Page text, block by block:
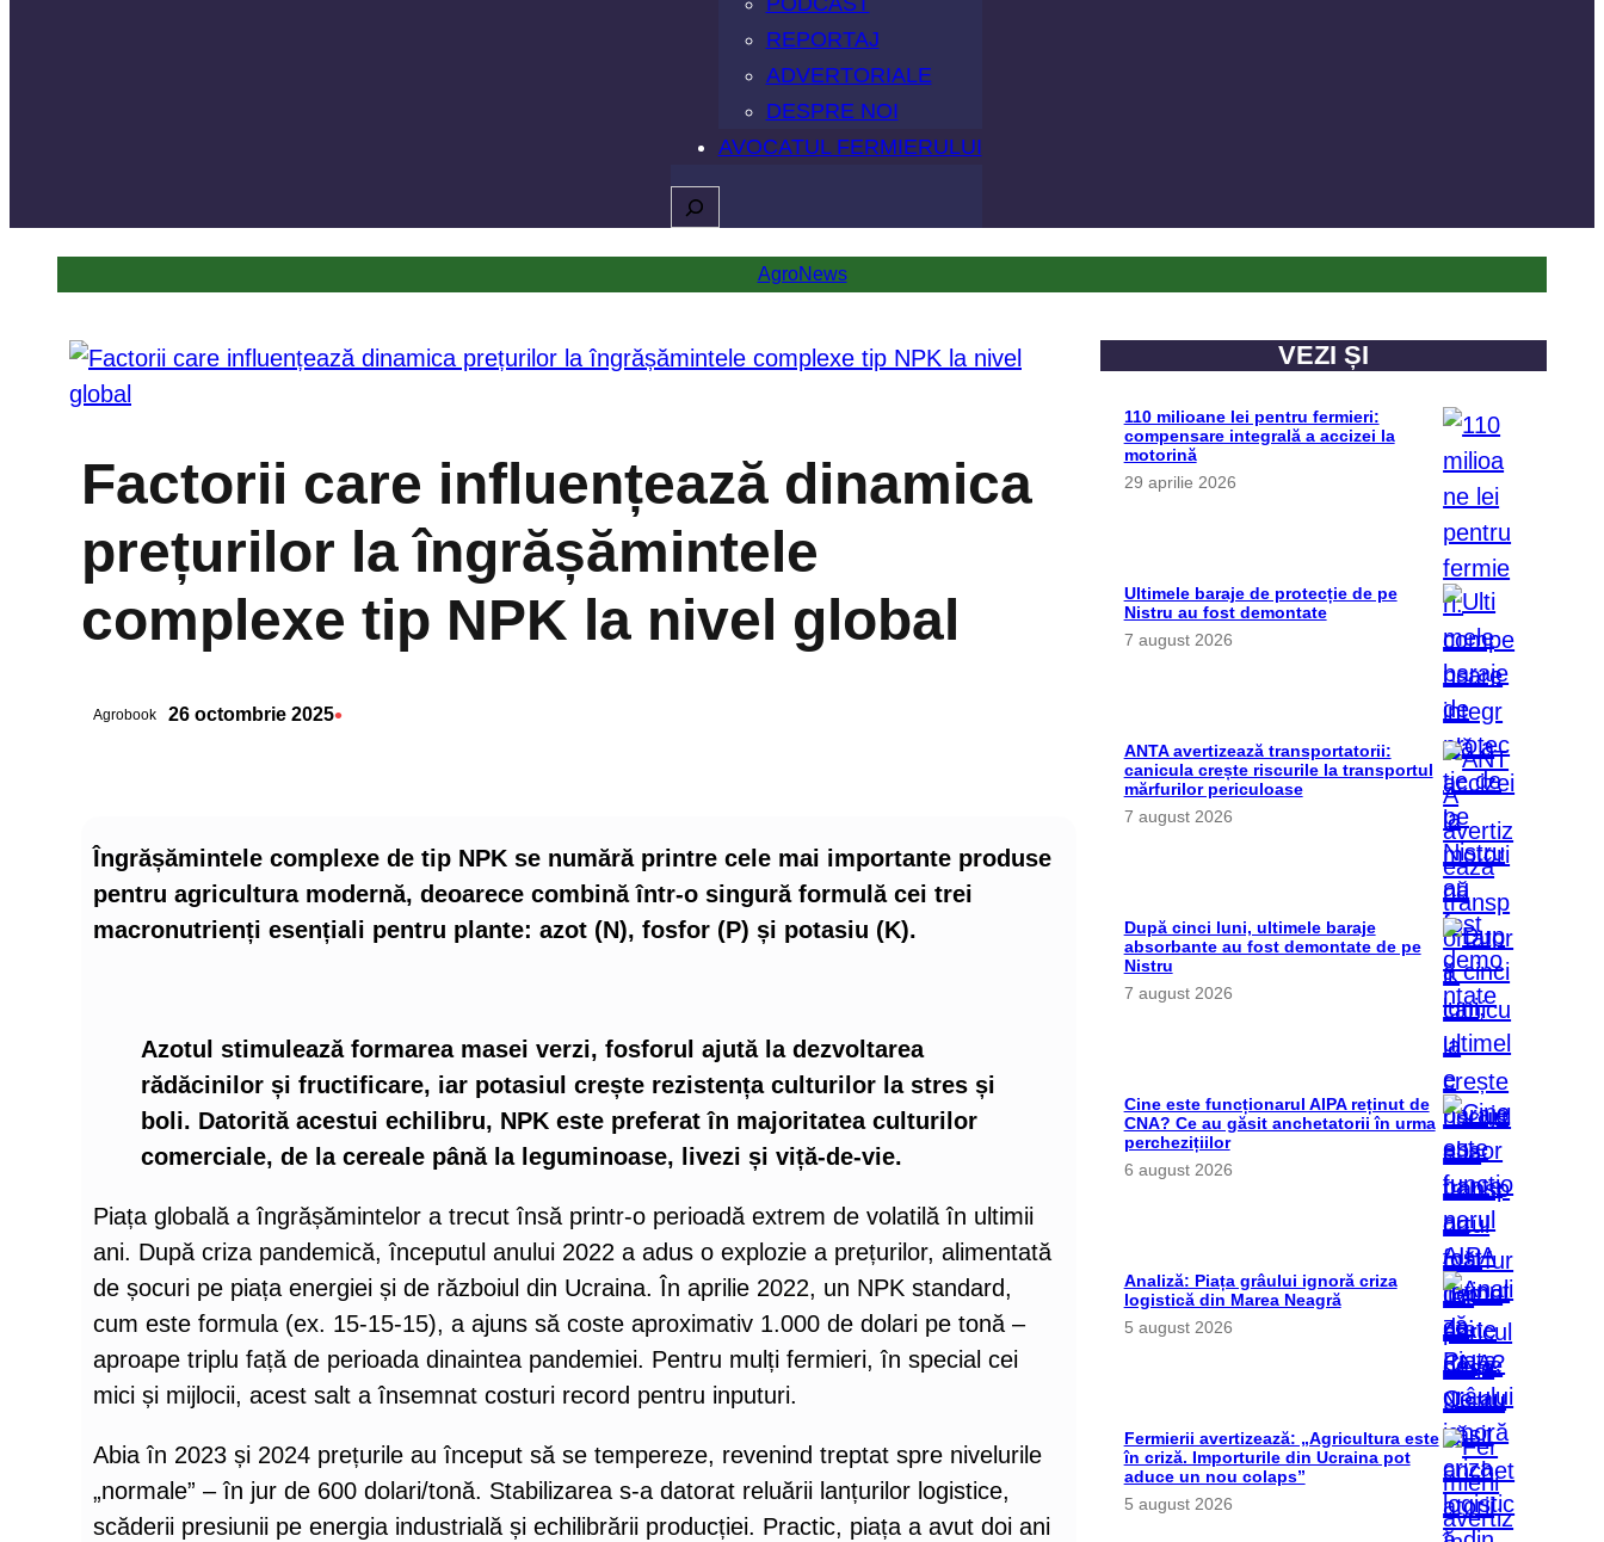
REPORTAJ
ADVERTORIALE
DESPRE NOI
AVOCATUL FERMIERULUI
Caută
AgroNews
Factorii care influențează dinamica
prețurilor la îngrășămintele
complexe tip NPK la nivel global
Agrobook 26 octombrie 2025•
Îngrășămintele complexe de tip NPK se numără printre cele mai importante produse
pentru agricultura modernă, deoarece combină într-o singură formulă cei trei
macronutrienți esențiali pentru plante: azot (N), fosfor (P) și potasiu (K).
Azotul stimulează formarea masei verzi, fosforul ajută la dezvoltarea
rădăcinilor și fructificare, iar potasiul crește rezistența culturilor la stres și
boli. Datorită acestui echilibru, NPK este preferat în majoritatea culturilor
comerciale, de la cereale până la leguminoase, livezi și viță-de-vie.
Piața globală a îngrășămintelor a trecut însă printr-o perioadă extrem de volatilă în ultimii
ani. După criza pandemică, începutul anului 2022 a adus o explozie a prețurilor, alimentată
de șocuri pe piața energiei și de războiul din Ucraina. În aprilie 2022, un NPK standard,
cum este formula (ex. 15-15-15), a ajuns să coste aproximativ 1.000 de dolari pe tonă –
aproape triplu față de perioada dinaintea pandemiei. Pentru mulți fermieri, în special cei
mici și mijlocii, acest salt a însemnat costuri record pentru inputuri.
Abia în 2023 și 2024 prețurile au început să se tempereze, revenind treptat spre nivelurile
„normale” – în jur de 600 dolari/tonă. Stabilizarea s-a datorat reluării lanțurilor logistice,
scăderii presiunii pe energia industrială și echilibrării producției. Practic, piața a avut doi ani
VEZI ȘI
110 milioane lei pentru fermieri:
compensare integrală a accizei la
motorină
29 aprilie 2026
Ultimele baraje de protecție de pe
Nistru au fost demontate
7 august 2026
ANTA avertizează transportatorii:
canicula crește riscurile la transportul
mărfurilor periculoase
7 august 2026
După cinci luni, ultimele baraje
absorbante au fost demontate de pe
Nistru
7 august 2026
Cine este funcționarul AIPA reținut de
CNA? Ce au găsit anchetatorii în urma
perchezițiilor
6 august 2026
Analiză: Piața grâului ignoră criza
logistică din Marea Neagră
5 august 2026
Fermierii avertizează: „Agricultura este
în criză. Importurile din Ucraina pot
aduce un nou colaps”
5 august 2026